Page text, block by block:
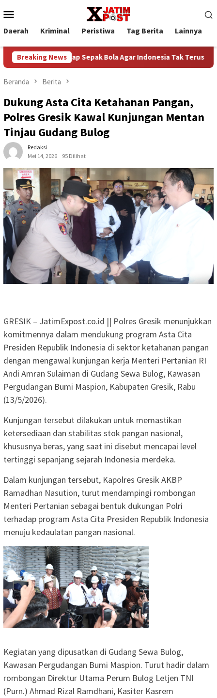
ke
kontenMobile
Daerah Kriminal Peristiwa Tag Berita Lainnya
Breaking News
Roadmap Sepak Bola Agar Indonesia Tak Terus Tertinggal
Beranda Berita
Dukung Asta Cita Ketahanan Pangan,
Polres Gresik Kawal Kunjungan Mentan
Tinjau Gudang Bulog
Redaksi
Mei 14, 2026
95 Dilihat
GRESIK – JatimExpost.co.id || Polres Gresik menunjukkan
komitmennya dalam mendukung program Asta Cita
Presiden Republik Indonesia di sektor ketahanan pangan
dengan mengawal kunjungan kerja Menteri Pertanian RI
Andi Amran Sulaiman di Gudang Sewa Bulog, Kawasan
Pergudangan Bumi Maspion, Kabupaten Gresik, Rabu
(13/5/2026).
Kunjungan tersebut dilakukan untuk memastikan
ketersediaan dan stabilitas stok pangan nasional,
khususnya beras, yang saat ini disebut mencapai level
tertinggi sepanjang sejarah Indonesia merdeka.
Dalam kunjungan tersebut, Kapolres Gresik AKBP
Ramadhan Nasution, turut mendampingi rombongan
Menteri Pertanian sebagai bentuk dukungan Polri
terhadap program Asta Cita Presiden Republik Indonesia
menuju kedaulatan pangan nasional.
Kegiatan yang dipusatkan di Gudang Sewa Bulog,
Kawasan Pergudangan Bumi Maspion. Turut hadir dalam
rombongan Direktur Utama Perum Bulog Letjen TNI
(Purn.) Ahmad Rizal Ramdhani, Kasiter Kasrem